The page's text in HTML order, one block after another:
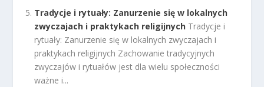
Tradycje i rytuały: Zanurzenie się w lokalnych
zwyczajach i praktykach religijnych Tradycje i
rytuały: Zanurzenie się w lokalnych zwyczajach i
praktykach religijnych Zachowanie tradycyjnych
zwyczajów i rytuałów jest dla wielu społeczności
ważne i...